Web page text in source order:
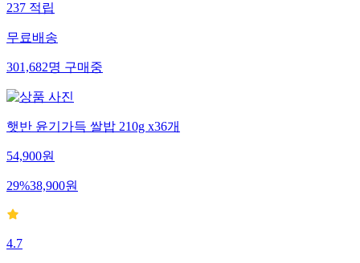
237 적립
무료배송
301,682명 구매중
햇반 윤기가득 쌀밥 210g x36개
54,900원
29%38,900원
4.7